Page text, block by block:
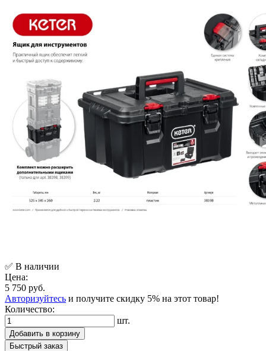
✅ В наличии
Цена:
5 750 руб.
Авторизуйтесь и получите скидку 5% на этот товар!
Количество:
шт.
Добавить в корзину
Быстрый заказ